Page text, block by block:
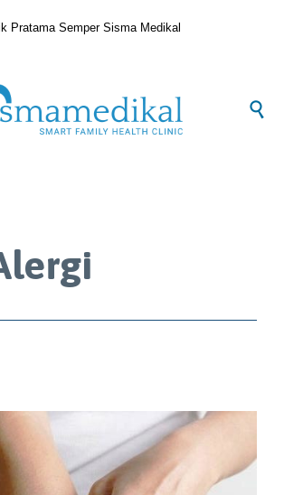
Pratama Semper Sisma Medikal
